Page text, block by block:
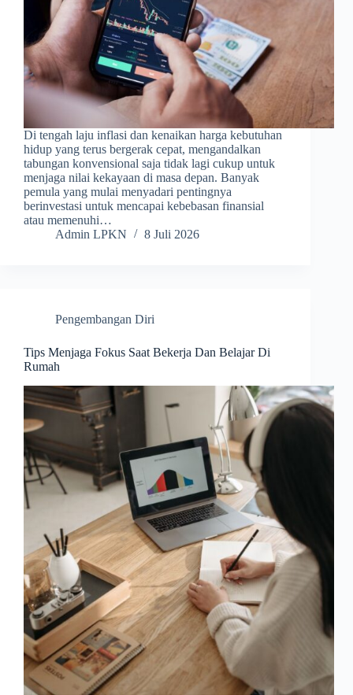
Di tengah laju inflasi dan kenaikan harga kebutuhan
hidup yang terus bergerak cepat, mengandalkan
tabungan konvensional saja tidak lagi cukup untuk
menjaga nilai kekayaan di masa depan. Banyak
pemula yang mulai menyadari pentingnya
berinvestasi untuk mencapai kebebasan finansial
atau memenuhi…
Admin LPKN
8 Juli 2026
Pengembangan Diri
Tips Menjaga Fokus Saat Bekerja Dan Belajar Di
Rumah